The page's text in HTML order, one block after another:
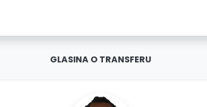
GLASINA O TRANSFERU